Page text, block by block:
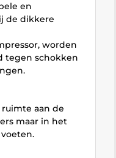
en
de dikkere
worden
tegen schokken
aan de
maar in het